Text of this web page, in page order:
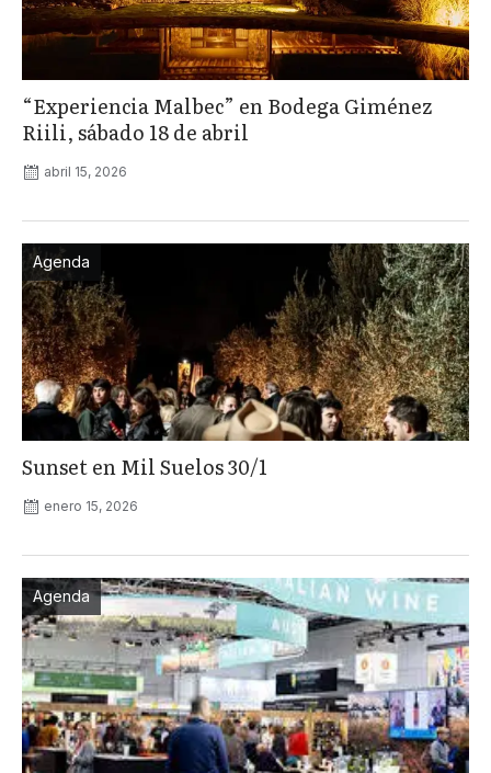
“Experiencia Malbec” en Bodega Giménez
Riili, sábado 18 de abril
abril 15, 2026
Agenda
Sunset en Mil Suelos 30/1
enero 15, 2026
Agenda